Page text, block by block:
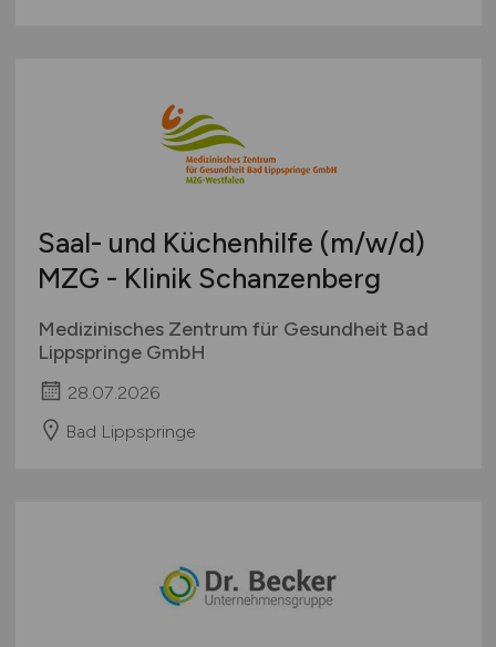
Saal- und Küchenhilfe (m/w/d)
MZG - Klinik Schanzenberg
Medizinisches Zentrum für Gesundheit Bad
Lippspringe GmbH
28.07.2026
Bad Lippspringe